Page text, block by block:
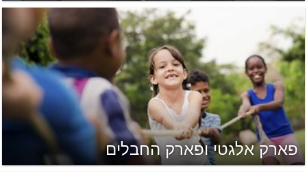
פארק אלגטי ופארק החבלים